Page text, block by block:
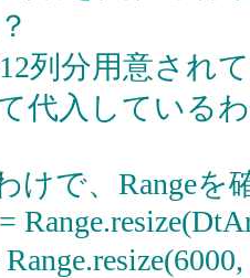
列分用意され
代入している
けで、Rangeを